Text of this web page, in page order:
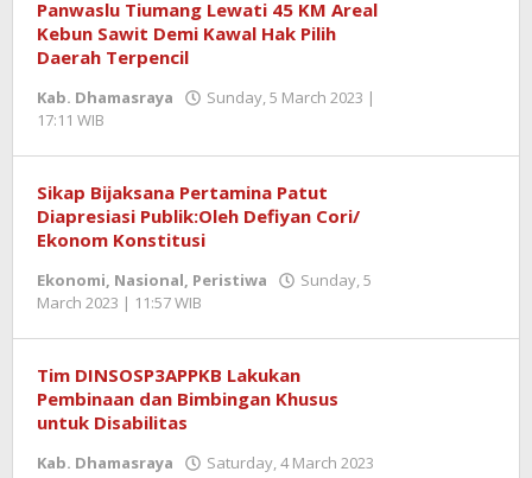
Panwaslu Tiumang Lewati 45 KM Areal
Kebun Sawit Demi Kawal Hak Pilih
Daerah Terpencil
Kab. Dhamasraya
Sunday, 5 March 2023 |
17:11 WIB
Sikap Bijaksana Pertamina Patut
Diapresiasi Publik:Oleh Defiyan Cori/
Ekonom Konstitusi
Ekonomi, Nasional, Peristiwa
Sunday, 5
March 2023 | 11:57 WIB
Tim DINSOSP3APPKB Lakukan
Pembinaan dan Bimbingan Khusus
untuk Disabilitas
Kab. Dhamasraya
Saturday, 4 March 2023